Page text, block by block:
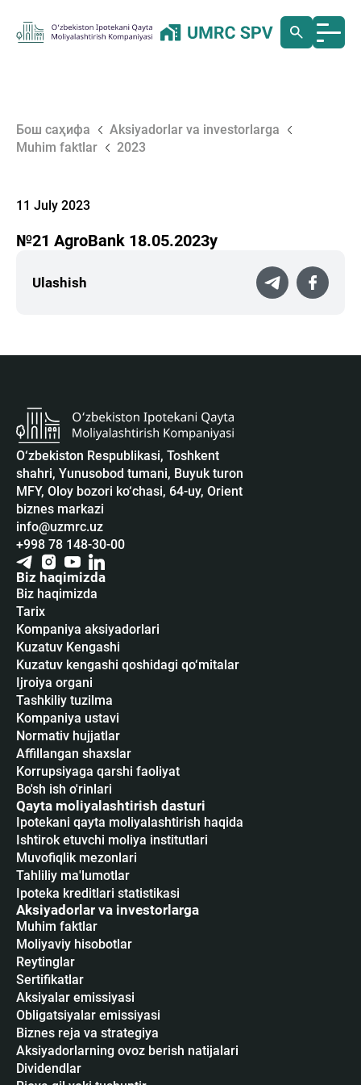
Бош саҳифа
Aksiyadorlar va investorlarga
Muhim faktlar
2023
11 July 2023
№21 AgroBank 18.05.2023у
Ulashish
O‘zbekiston Respublikasi, Toshkent
shahri, Yunusobod tumani, Buyuk turon
MFY, Oloy bozori ko‘chasi, 64-uy, Orient
biznes markazi
info@uzmrc.uz
+998 78 148-30-00
Biz haqimizda
Biz haqimizda
Tarix
Kompaniya aksiyadorlari
Kuzatuv Kengashi
Kuzatuv kengashi qoshidagi qo‘mitalar
Ijroiya organi
Tashkiliy tuzilma
Kompaniya ustavi
Normativ hujjatlar
Affillangan shaxslar
Korrupsiyaga qarshi faoliyat
Bo'sh ish o'rinlari
Qayta moliyalashtirish dasturi
Ipotekani qayta moliyalashtirish haqida
Ishtirok etuvchi moliya institutlari
Muvofiqlik mezonlari
Tahliliy ma'lumotlar
Ipoteka kreditlari statistikasi
Aksiyadorlar va investorlarga
Muhim faktlar
Moliyaviy hisobotlar
Reytinglar
Sertifikatlar
Аksiyalar emissiyasi
Obligatsiyalar emissiyasi
Biznes reja va strategiya
Aksiyadorlarning ovoz berish natijalari
Dividendlar